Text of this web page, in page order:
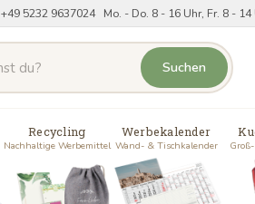
+49 5232 9637024 Mo. - Do. 8 - 16 Uhr, Fr. 8 - 14
Suchen
Recycling
Nachhaltige Werbemittel
Werbekalender
Wand- & Tischkalender